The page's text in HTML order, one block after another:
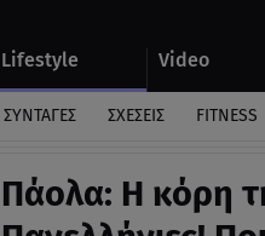
Lifestyle Video
ΣΥΝΤΑΓΕΣ ΣΧΕΣΕΙΣ FITNESS
Πάολα: Η κόρη